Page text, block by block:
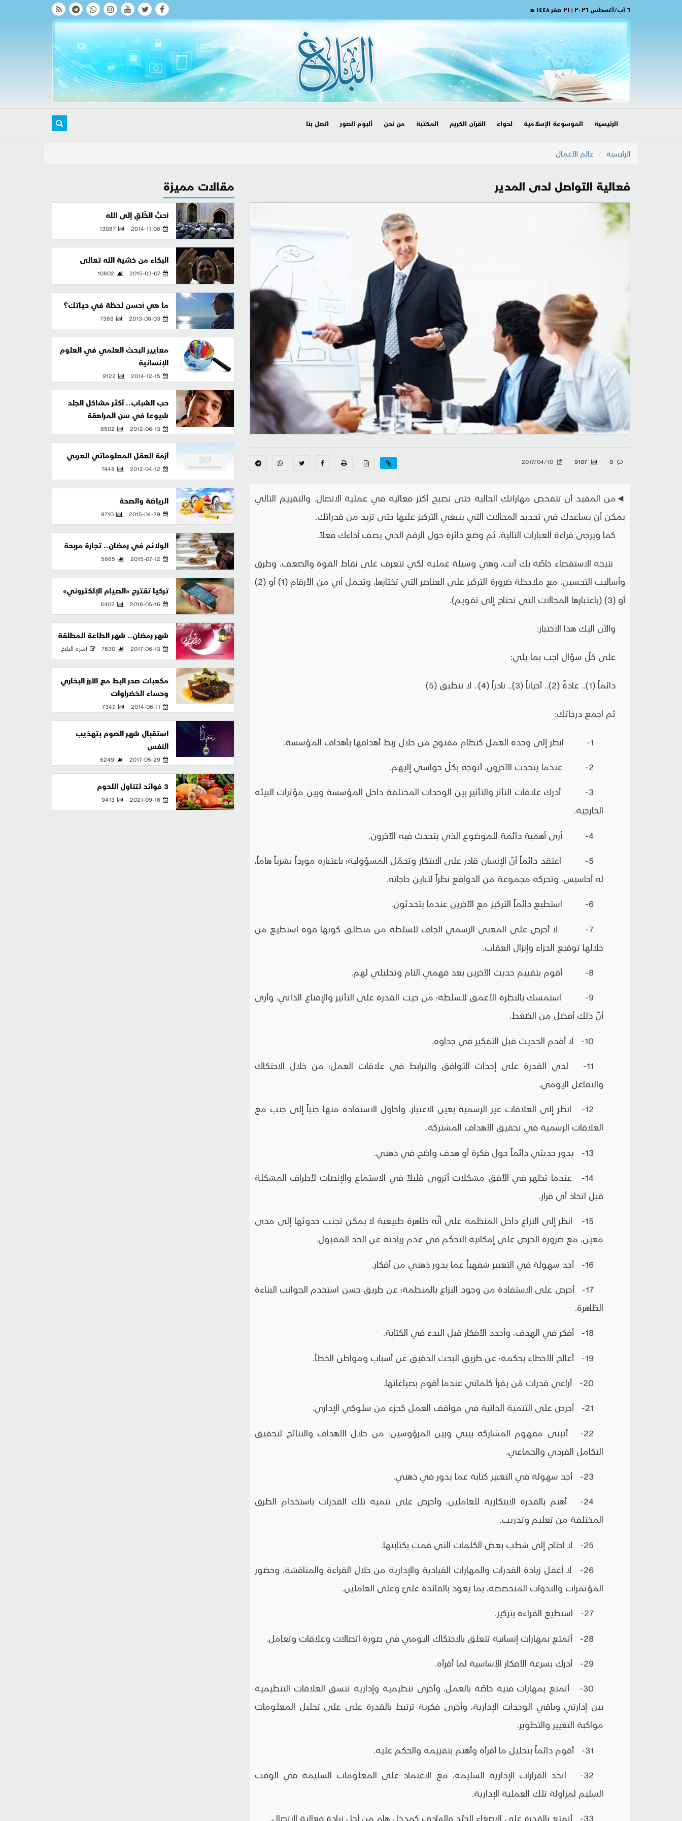
٦ آب/أغسطس ٢٠٢٦ | ٢١ صفر ١٤٤٨ هـ
الرئيسية الموسوعة الإسلامية لحواء القرآن الكريم المكتبة من نحن ألبوم الصور اتصل بنا
الرئيسية عالم الأعمال
فعالية التواصل لدى المدير
0
9107
2017/04/10
◄من المفيد أن تتفحص مهاراتك الحالية حتى تصبح أكثر فعالية في عملية الاتصال. والتقييم التالي
يمكن أن يساعدك في تحديد المجالات التي ينبغي التركيز عليها حتى تزيد من قدراتك.
كما ويرجى قراءة العبارات التالية، ثم وضع دائرة حول الرقم الذي يصف أداءك فعلاً.
نتيجة الاستقصاء خاصّة بك أنت، وهي وسيلة عملية لكي تتعرف على نقاط القوة والضعف، وطرق
وأساليب التحسين، مع ملاحظة ضرورة التركيز على العناصر التي تختارها، وتحمل أي من الأرقام (1) أو (2)
أو (3) (باعتبارها المجالات التي تحتاج إلى تقويم).
والآن اليك هذا الاختبار:
على كلّ سؤال اجب بما يلي:
دائماً (1).. عادةً (2).. أحياناً (3).. نادراً (4).. لا تنطبق (5)
ثم اجمع درجاتك:
1- انظر إلى وحدة العمل كنظام مفتوح من خلال ربط أهدافها بأهداف المؤسسة.
2- عندما يتحدث الآخرون، أتوجه بكلّ حواسي إليهم.
3- أدرك علاقات التأثر والتأثير بين الوحدات المختلفة داخل المؤسسة وبين مؤثرات البيئة
الخارجية.
4- أرى أهمية دائمة للموضوع الذي يتحدث فيه الآخرون.
5- اعتقد دائماً أنّ الإنسان قادر على الابتكار وتحمّل المسؤولية؛ باعتباره مورداً بشرياً هاماً،
له أحاسيس، وتحركه مجموعة من الدوافع نظراً لتباين حاجاته.
6- استطيع دائماً التركيز مع الآخرين عندما يتحدثون.
7- لا أحرص على المعنى الرسمي الجاف للسلطة من منطلق كونها قوة استطيع من
خلالها توقيع الجزاء وإنزال العقاب.
8- أقوم بتقييم حديث الآخرين بعد فهمي التام وتحليلي لهم.
9- استمسك بالنظرة الأعمق للسلطة؛ من حيث القدرة على التأثير والإقناع الذاتي، وأرى
أنّ ذلك أفضل من الضغط.
10- لا أقدم الحديث قبل التفكير في جداوه.
11- لدي القدرة على إحداث التوافق والترابط في علاقات العمل؛ من خلال الاحتكاك
والتفاعل اليومي.
12- انظر إلى العلاقات غير الرسمية بعين الاعتبار، وأحاول الاستفادة منها جنباً إلى جنب مع
العلاقات الرسمية في تحقيق الأهداف المشتركة.
13- يدور حديثي دائماً حول فكرة أو هدف واضح في ذهني.
14- عندما تظهر في الأفق مشكلات أتروى قليلاً في الاستماع والإنصات لأطراف المشكلة
قبل اتخاذ أي قرار.
15- انظر إلى النزاع داخل المنظمة على أنّه ظاهرة طبيعية لا يمكن تجنب حدوثها إلى مدى
معين، مع ضرورة الحرص على إمكانية التحكم في عدم زيادته عن الحد المقبول.
16- أجد سهولة في التعبير شفهياً عما يدور ذهني من أفكار.
17- أحرص على الاستفادة من وجود النزاع بالمنظمة؛ عن طريق حسن استخدم الجوانب البناءة
الظاهرة.
18- أفكر في الهدف، وأحدد الأفكار قبل البدء في الكتابة.
19- أعالج الأخطاء بحكمة؛ عن طريق البحث الدقيق عن أسباب ومواطن الخطأ.
20- أراعي قدرات مَن يقرأ كلماتي عندما أقوم بصياغاتها.
21- أحرص على التنمية الذاتية في مواقف العمل كجزء من سلوكي الإداري.
22- أتبنى مفهوم المشاركة بيني وبين المرؤوسين؛ من خلال الأهداف والنتائج لتحقيق
التكامل الفردي والجماعي.
23- أجد سهولة في التعبير كتابة عما يدور في ذهني.
24- أهتم بالقدرة الابتكارية للعاملين، وأحرص على تنمية تلك القدرات باستخدام الطرق
المختلفة من تعليم وتدريب.
25- لا احتاج إلى شطب بعض الكلمات التي قمت بكتابتها.
26- لا أغفل زيادة القدرات والمهارات القيادية والإدارية من خلال القراءة والمناقشة، وحضور
المؤتمرات والندوات المتخصصة، بما يعود بالفائدة عليّ وعلى العاملين.
27- استطيع القراءة بتركيز.
28- أتمتع بمهارات إنسانية تتعلق بالاحتكاك اليومي في صورة اتصالات وعلاقات وتعامل.
29- أدرك بسرعة الأفكار الأساسية لما أقرأه.
30- أتمتع بمهارات فنية خاصّة بالعمل، وأخرى تنظيمية وإدارية تنسق العلاقات التنظيمية
بين إدارتي وباقي الوحدات الإدارية، وأخرى فكرية ترتبط بالقدرة على على تحليل المعلومات
مواكبة التغيير والتطوير.
31- أقوم دائماً بتحليل ما أقرأه وأهتم بتقييمه والحكم عليه.
32- اتخذ القرارات الإدارية السليمة، مع الاعتماد على المعلومات السليمة في الوقت
السليم لمزاولة تلك العملية الإدارية.
33- أتمتع بالقدرة على الإصغاء الجيِّد والهادف كمدخل هام من أجل زيادة فعالية الاتصال.
مقالات مميزة
أحبُّ الخَلقِ إلى الله
2014-11-08
13087
البكاء من خشية الله تعالى
2015-03-07
10802
ما هي أحسن لحظة في حياتك؟
2013-08-03
7389
معايير البحث العلمي في العلوم
الإنسانية
2014-12-15
9122
حب الشباب.. أكثر مشاكل الجلد
شيوعا في سن المراهقة
2012-06-13
8502
أزمة العقل المعلوماتي العربي
2012-04-12
7448
الرياضة والصحة
2015-04-29
9710
الولائم في رمضان.. تجارة مربحة
2015-07-12
5665
تركيا تقترح «الصيام الإلكتروني»
2018-05-16
6402
شهر رمضان.. شهر الطاعة المطلقة
2017-06-13
7630 أسرة البلاغ
مكعبات صدر البط مع الأرز البخاري
وحساء الخضراوات
2014-06-11
7349
استقبال شهر الصوم بتهذيب
النفس
2017-05-29
6249
3 فوائد لتناول اللحوم
2021-09-16
9413